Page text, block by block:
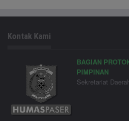
Kontak Kami
BAGIAN
PIMPINAN
Sekretariat